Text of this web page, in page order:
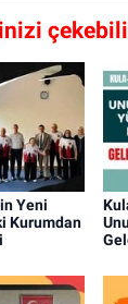
Yeni
Kurumdan